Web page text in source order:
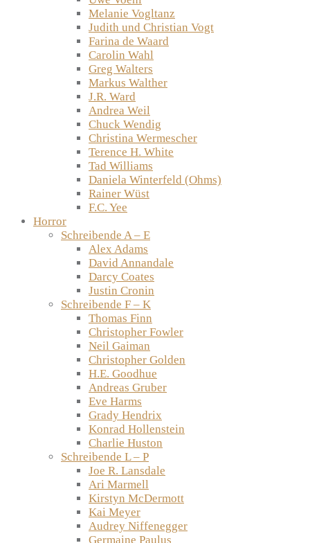
Melanie Vogltanz
Judith und Christian Vogt
Farina de Waard
Carolin Wahl
Greg Walters
Markus Walther
J.R. Ward
Andrea Weil
Chuck Wendig
Christina Wermescher
Terence H. White
Tad Williams
Daniela Winterfeld (Ohms)
Rainer Wüst
F.C. Yee
Horror
Schreibende A – E
Alex Adams
David Annandale
Darcy Coates
Justin Cronin
Schreibende F – K
Thomas Finn
Christopher Fowler
Neil Gaiman
Christopher Golden
H.E. Goodhue
Andreas Gruber
Eve Harms
Grady Hendrix
Konrad Hollenstein
Charlie Huston
Schreibende L – P
Joe R. Lansdale
Ari Marmell
Kirstyn McDermott
Kai Meyer
Audrey Niffenegger
Germaine Paulus